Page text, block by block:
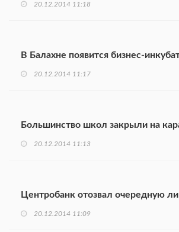
20.12.2014 11:18
В Балахне появится бизнес-
20.12.2014 11:17
Большинство школ закрыли на
20.12.2014 11:13
Центробанк отозвал очередную
20.12.2014 11:09